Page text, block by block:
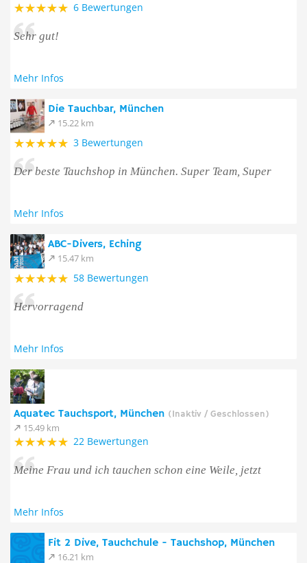
6 Bewertungen
Sehr gut!
Mehr Infos
Die Tauchbar, München
15.22 km
3 Bewertungen
Der beste Tauchshop in München. Super Team, Super
Mehr Infos
ABC-Divers, Eching
15.47 km
58 Bewertungen
Hervorragend
Mehr Infos
Aquatec Tauchsport, München (Inaktiv / Geschlossen)
15.49 km
22 Bewertungen
Meine Frau und ich tauchen schon eine Weile, jetzt
Mehr Infos
Fit 2 Dive, Tauchchule - Tauchshop, München
16.21 km